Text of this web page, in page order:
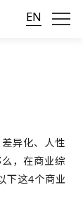
EN
异化、人性
，在商业综
下这4个商业